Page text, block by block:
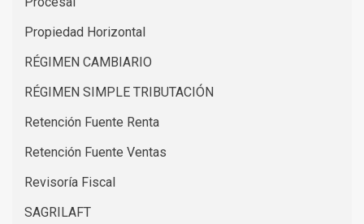
Propiedad Horizontal
RÉGIMEN CAMBIARIO
RÉGIMEN SIMPLE TRIBUTACIÓN
Retención Fuente Renta
Retención Fuente Ventas
Revisoría Fiscal
SAGRILAFT